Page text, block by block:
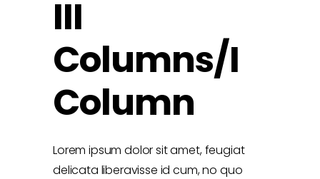
III
Columns/I
Column
Lorem ipsum dolor sit amet, feugiat
delicata liberavisse id cum, no quo